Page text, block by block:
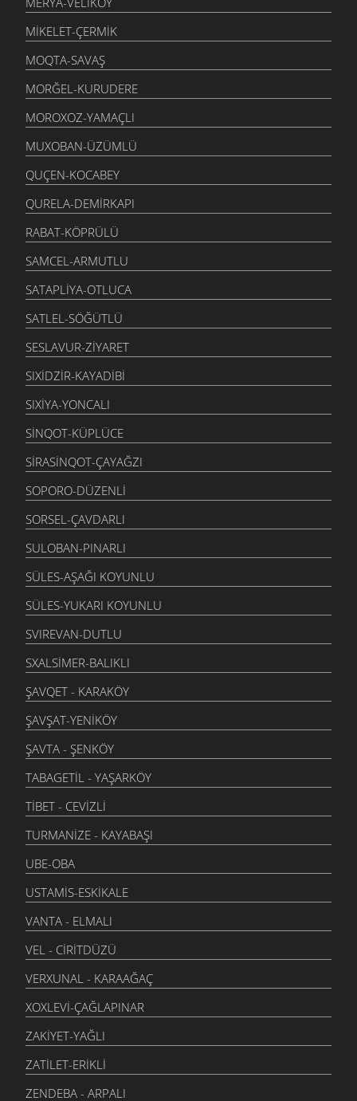
MIKELET-ÇERMIK
MOQTA-SAVAŞ
MORĞEL-KURUDERE
MOROXOZ-YAMAÇLI
MUXOBAN-ÜZÜMLÜ
QUÇEN-KOCABEY
QURELA-DEMIRKAPI
RABAT-KÖPRÜLÜ
SAMCEL-ARMUTLU
SATAPLIYA-OTLUCA
SATLEL-SÖĞÜTLÜ
SESLAVUR-ZIYARET
SIXIDZIR-KAYADIBI
SIXIYA-YONCALI
SINQOT-KÜPLÜCE
SIRASINQOT-ÇAYAĞZI
SOPORO-DÜZENLI
SORSEL-ÇAVDARLI
SULOBAN-PINARLI
SÜLES-AŞAĞI KOYUNLU
SÜLES-YUKARI KOYUNLU
SVIREVAN-DUTLU
SXALSIMER-BALIKLI
ŞAVQET - KARAKÖY
ŞAVŞAT-YENIKÖY
ŞAVTA - ŞENKÖY
TABAGETIL - YAŞARKÖY
TIBET - CEVIZLI
TURMANIZE - KAYABAŞI
UBE-OBA
USTAMIS-ESKIKALE
VANTA - ELMALI
VEL - CIRITDÜZÜ
VERXUNAL - KARAAĞAÇ
XOXLEVI-ÇAĞLAPINAR
ZAKIYET-YAĞLI
ZATILET-ERIKLI
ZENDEBA - ARPALI